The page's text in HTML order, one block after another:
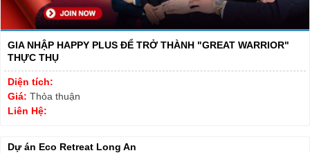
GIA NHẬP HAPPY PLUS ĐỂ TRỞ THÀNH "GREAT WARRIOR"
THỰC THỤ
Diện tích:
Giá: Thỏa thuận
Liên Hệ:
Dự án Eco Retreat Long An